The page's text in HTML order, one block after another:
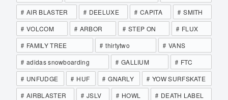
AIR BLASTER
DEELUXE CAPITA
SMITH
VOLCOM
ARBOR STEP ON
FLUX
FAMILY TREE
thirtytwo
VANS
adidas snowboarding
GALLIUM
FTC
UNFUDGE
HUF GNARLY
YOW SURFSKATE
AIRBLASTER
JSLV HOWL
DEATH LABEL